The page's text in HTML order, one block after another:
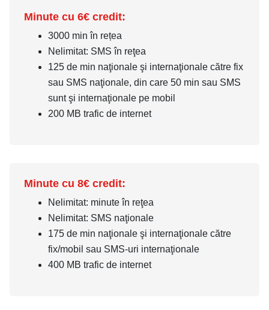
Minute cu 6€ credit:
3000 min în rețea
Nelimitat: SMS în reţea
125 de min naţionale şi internaţionale către fix
sau SMS naţionale, din care 50 min sau SMS
sunt şi internaţionale pe mobil
200 MB trafic de internet
Minute cu 8€ credit:
Nelimitat: minute în reţea
Nelimitat: SMS naţionale
175 de min naţionale şi internaţionale către
fix/mobil sau SMS-uri internaţionale
400 MB trafic de internet